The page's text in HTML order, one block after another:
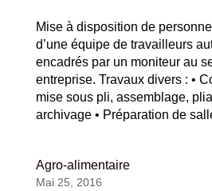
Mise à disposition de
d’une équipe de travailleurs
encadrés par un moniteur au
entreprise. Travaux divers : •
mise sous pli, assemblage,
archivage • Préparation de
Agro-alimentaire
Mai 25, 2016